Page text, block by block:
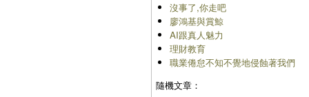
沒事了,你走吧
廖鴻基與賞鯨
AI跟真人魅力
理財教育
職業倦怠不知不覺地侵蝕著我們
隨機文章：